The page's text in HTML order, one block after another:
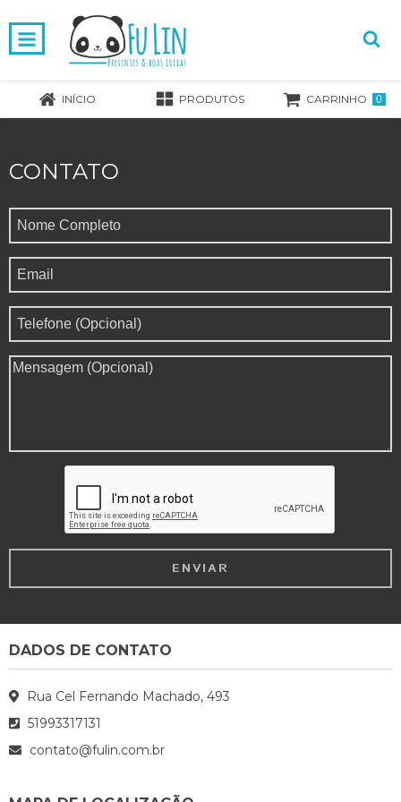
INÍCIO PRODUTOS CARRINHO 0
CONTATO
DADOS DE CONTATO
Rua Cel Fernando Machado, 493
51993317131
contato@fulin.com.br